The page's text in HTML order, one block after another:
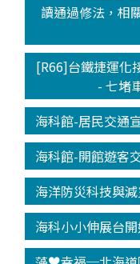
讀通過修法，相
[R66]台鐵捷運化
- 七堵
海科館-居民交通
海科館-開館遊客
海洋防災科技與
海科小小伸展台